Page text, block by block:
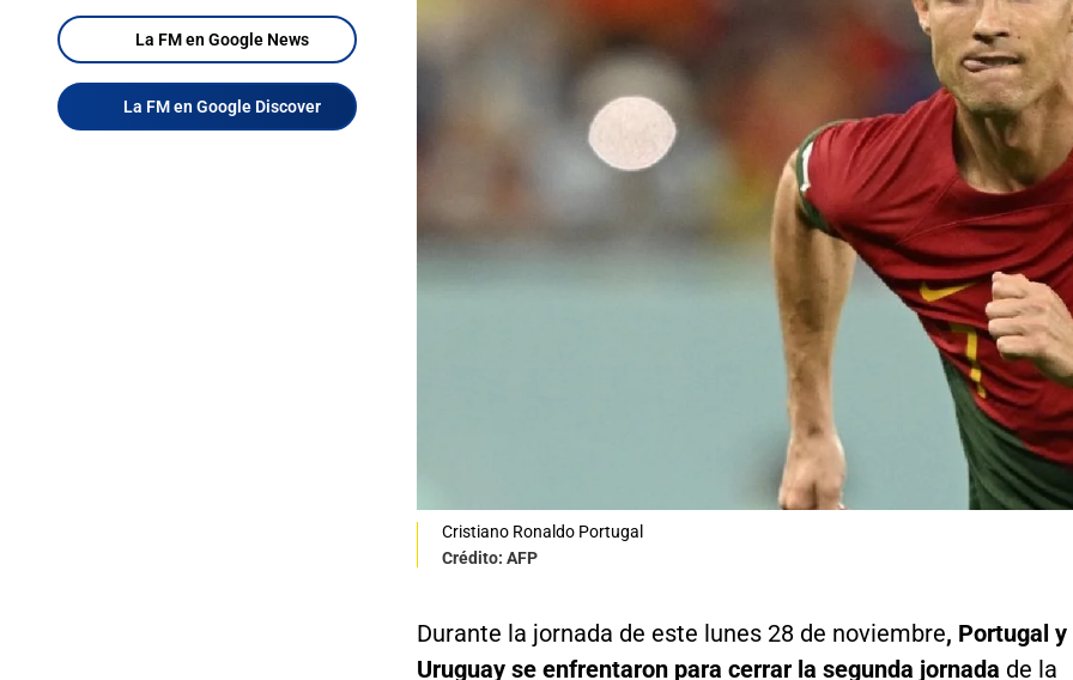
La FM en Google News
La FM en Google Discover
Cristiano Ronaldo Portugal
Crédito: AFP
Durante la jornada de este lunes 28 de noviembre, Portugal y
Uruguay se enfrentaron para cerrar la segunda jornada de la